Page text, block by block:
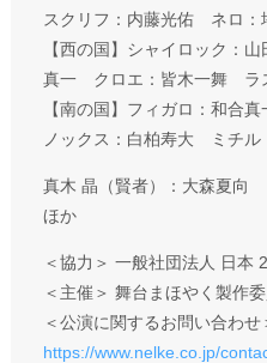
スクリフ：内藤光佑 ネロ：
【西の国】シャイロック：
真一 クロエ：皆木一舞 ラ
【南の国】フィガロ：和
ノックス：白柏寿大 ミチル
真木 晶（賢者）：大森夏向
ほか
＜協力＞ 一般社団法人 日本
＜主催＞ 舞台まほやく製作
＜公演に関するお問い合わ
https://www.nelke.co.jp/